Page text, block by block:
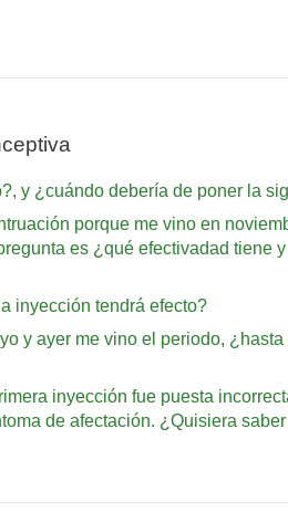
y ¿cuándo debería de poner la
porque me vino en
es ¿qué efectivadad tiene
inyección tendrá efecto?
y ayer me vino el periodo,
inyección fue puesta
de afectación. ¿Quisiera